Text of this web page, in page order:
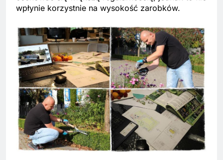
wpłynie korzystnie na wysokość zarobków.